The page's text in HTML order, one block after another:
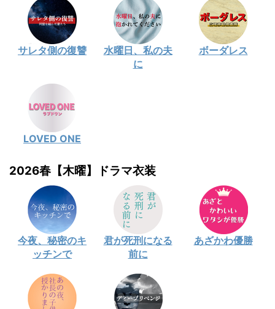
サレタ側の復讐
水曜日、私の夫
に
ボーダレス
LOVED ONE
2026春【木曜】ドラマ衣装
今夜、秘密のキ
ッチンで
君が死刑になる
前に
あざかわ優勝